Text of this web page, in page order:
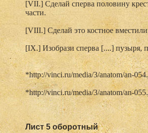
[VII.] Сделай сперва половину
части.
[VIII.] Сделай это костное
[IX.] Изобрази сперва [....] пузыря,
*http://vinci.ru/media/3/anatom/an-
*http://vinci.ru/media/3/anatom/an-
Лист 5 оборотный